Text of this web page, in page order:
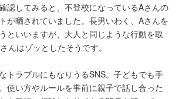
認してみると、不登校になっているAさんの
が晒されていました。長男いわく、Aさんを
といいますが、大人と同じような行動を取
んはゾッとしたそうです。
トラブルにもなりうるSNS。子どもでも手
使い方やルールを事前に親子で話し合った